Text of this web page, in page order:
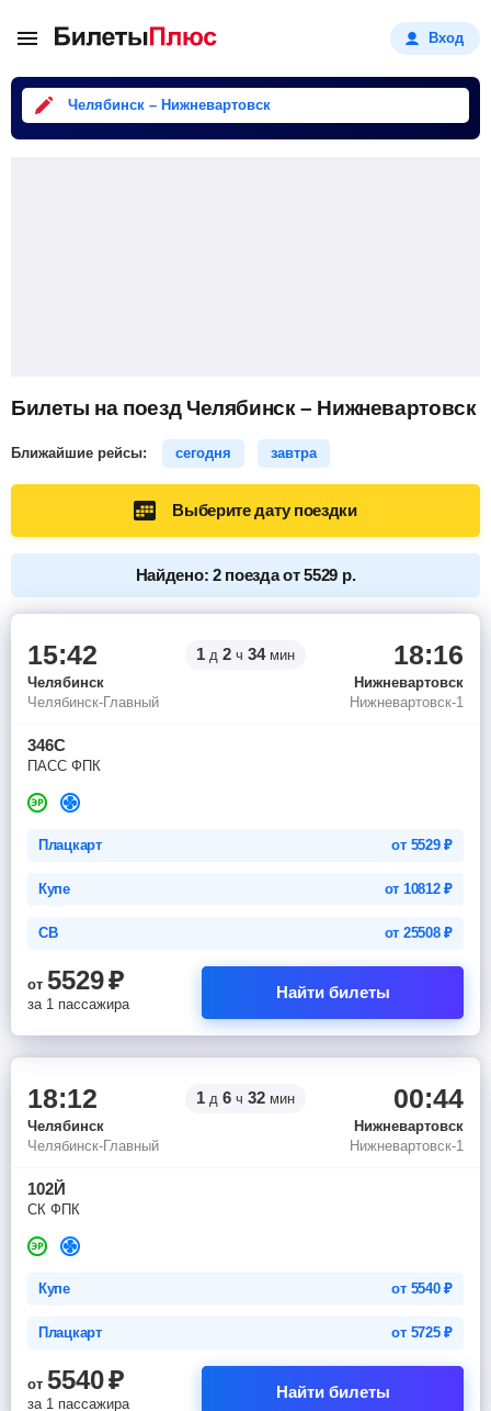
Вход
Челябинск – Нижневартовск
Билеты на поезд Челябинск – Нижневартовск
Ближайшие рейсы: сегодня завтра
Выберите дату поездки
Найдено: 2 поезда от 5529 р.
15:42 1 д 2 ч 34мин 18:16
Челябинск
Нижневартовск
Челябинск-Главный
Нижневартовск-1
346С
ПАСС ФПК
Плацкарт от 5529₽
Купе от 10812₽
СВ от 25508₽
от 5529₽
за 1 пассажира
Найти билеты
18:12 1 д 6 ч 32 мин 00:44
Челябинск
Нижневартовск
Челябинск-Главный
Нижневартовск-1
102Й
СК ФПК
Купе от 5540₽
Плацкарт от 5725₽
от 5540₽
за 1 пассажира
Найти билеты